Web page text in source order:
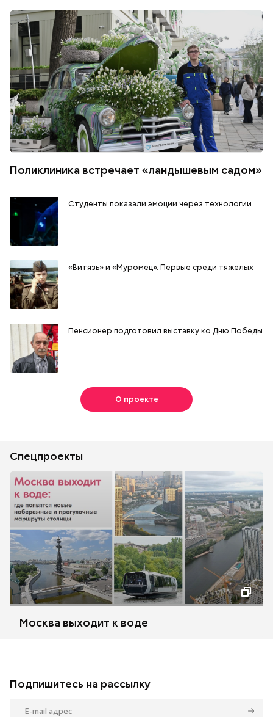
Поликлиника встречает «ландышевым садом»
Студенты показали эмоции через технологии
«Витязь» и «Муромец». Первые среди тяжелых
Пенсионер подготовил выставку ко Дню Победы
О проекте
Спецпроекты
Москва выходит к воде
Подпишитесь на рассылку